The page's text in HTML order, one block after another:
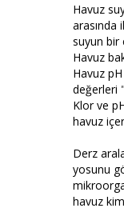
Havuz
arasında
suyun bir
Havuz
Havuz
değerleri
Klor ve
havuz
Derz
yosunu
havuz